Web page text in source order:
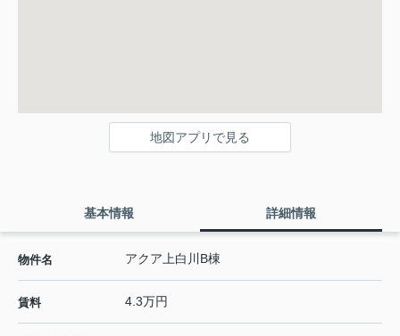
地図アプリで見る
基本情報 詳細情報
物件名 アクア上白川B棟
賃料 4.3万円